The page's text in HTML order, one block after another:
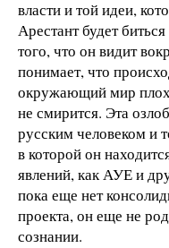
власти и той идеи,
Арестант будет
того, что он видит
понимает, что
окружающий мир
не смирится. Эта
русским человеком и
в которой он
явлений, как АУЕ и
пока еще нет
проекта, он еще не
сознании.